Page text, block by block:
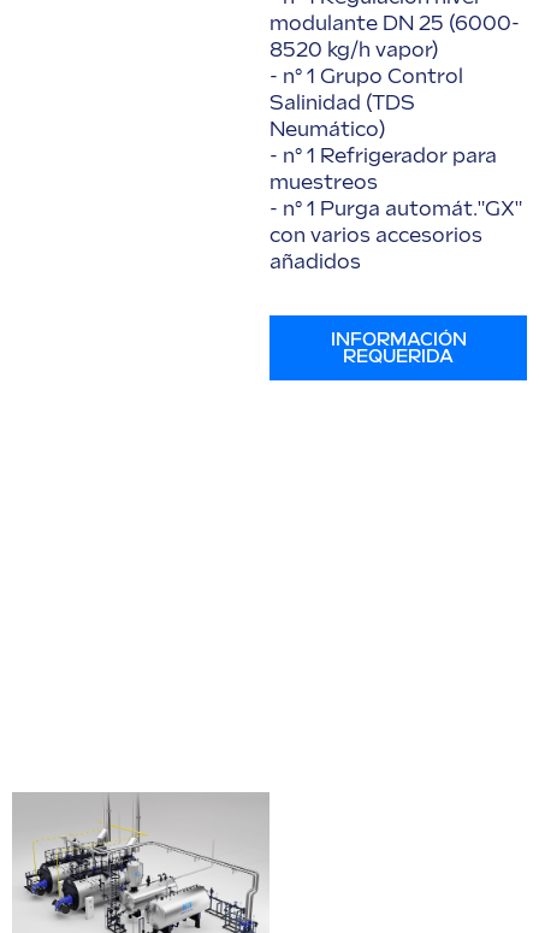
modulante DN 25 (6000-
8520 kg/h vapor)
- n° 1 Grupo Control
Salinidad (TDS
Neumático)
- n° 1 Refrigerador para
muestreos
- n° 1 Purga automát."GX"
con varios accesorios
añadidos
INFORMACIÓN
REQUERIDA